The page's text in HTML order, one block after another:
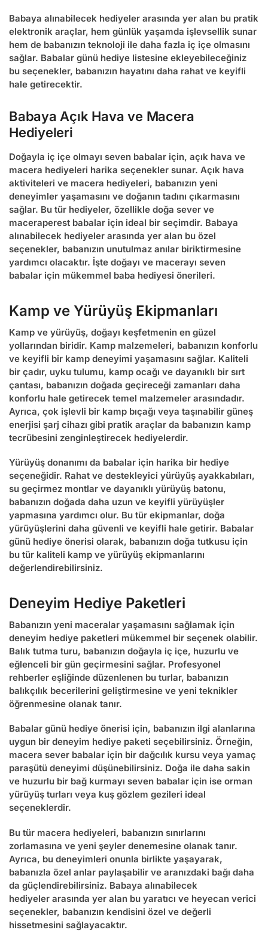
Babaya alınabilecek hediyeler arasında yer alan bu pratik
elektronik araçlar, hem günlük yaşamda işlevsellik sunar
hem de babanızın teknoloji ile daha fazla iç içe olmasını
sağlar. Babalar günü hediye listesine ekleyebileceğiniz
bu seçenekler, babanızın hayatını daha rahat ve keyifli
hale getirecektir.
Babaya Açık Hava ve Macera
Hediyeleri
Doğayla iç içe olmayı seven babalar için, açık hava ve
macera hediyeleri harika seçenekler sunar. Açık hava
aktiviteleri ve macera hediyeleri, babanızın yeni
deneyimler yaşamasını ve doğanın tadını çıkarmasını
sağlar. Bu tür hediyeler, özellikle doğa sever ve
maceraperest babalar için ideal bir seçimdir. Babaya
alınabilecek hediyeler arasında yer alan bu özel
seçenekler, babanızın unutulmaz anılar biriktirmesine
yardımcı olacaktır. İşte doğayı ve macerayı seven
babalar için mükemmel baba hediyesi önerileri.
Kamp ve Yürüyüş Ekipmanları
Kamp ve yürüyüş, doğayı keşfetmenin en güzel
yollarından biridir. Kamp malzemeleri, babanızın konforlu
ve keyifli bir kamp deneyimi yaşamasını sağlar. Kaliteli
bir çadır, uyku tulumu, kamp ocağı ve dayanıklı bir sırt
çantası, babanızın doğada geçireceği zamanları daha
konforlu hale getirecek temel malzemeler arasındadır.
Ayrıca, çok işlevli bir kamp bıçağı veya taşınabilir güneş
enerjisi şarj cihazı gibi pratik araçlar da babanızın kamp
tecrübesini zenginleştirecek hediyelerdir.
Yürüyüş donanımı da babalar için harika bir hediye
seçeneğidir. Rahat ve destekleyici yürüyüş ayakkabıları,
su geçirmez montlar ve dayanıklı yürüyüş batonu,
babanızın doğada daha uzun ve keyifli yürüyüşler
yapmasına yardımcı olur. Bu tür ekipmanlar, doğa
yürüyüşlerini daha güvenli ve keyifli hale getirir. Babalar
günü hediye önerisi olarak, babanızın doğa tutkusu için
bu tür kaliteli kamp ve yürüyüş ekipmanlarını
değerlendirebilirsiniz.
Deneyim Hediye Paketleri
Babanızın yeni maceralar yaşamasını sağlamak için
deneyim hediye paketleri mükemmel bir seçenek olabilir.
Balık tutma turu, babanızın doğayla iç içe, huzurlu ve
eğlenceli bir gün geçirmesini sağlar. Profesyonel
rehberler eşliğinde düzenlenen bu turlar, babanızın
balıkçılık becerilerini geliştirmesine ve yeni teknikler
öğrenmesine olanak tanır.
Babalar günü hediye önerisi için, babanızın ilgi alanlarına
uygun bir deneyim hediye paketi seçebilirsiniz. Örneğin,
macera sever babalar için bir dağcılık kursu veya yamaç
paraşütü deneyimi düşünebilirsiniz. Doğa ile daha sakin
ve huzurlu bir bağ kurmayı seven babalar için ise orman
yürüyüş turları veya kuş gözlem gezileri ideal
seçeneklerdir.
Bu tür macera hediyeleri, babanızın sınırlarını
zorlamasına ve yeni şeyler denemesine olanak tanır.
Ayrıca, bu deneyimleri onunla birlikte yaşayarak,
babanızla özel anlar paylaşabilir ve aranızdaki bağı daha
da güçlendirebilirsiniz. Babaya alınabilecek
hediyeler arasında yer alan bu yaratıcı ve heyecan verici
seçenekler, babanızın kendisini özel ve değerli
hissetmesini sağlayacaktır.